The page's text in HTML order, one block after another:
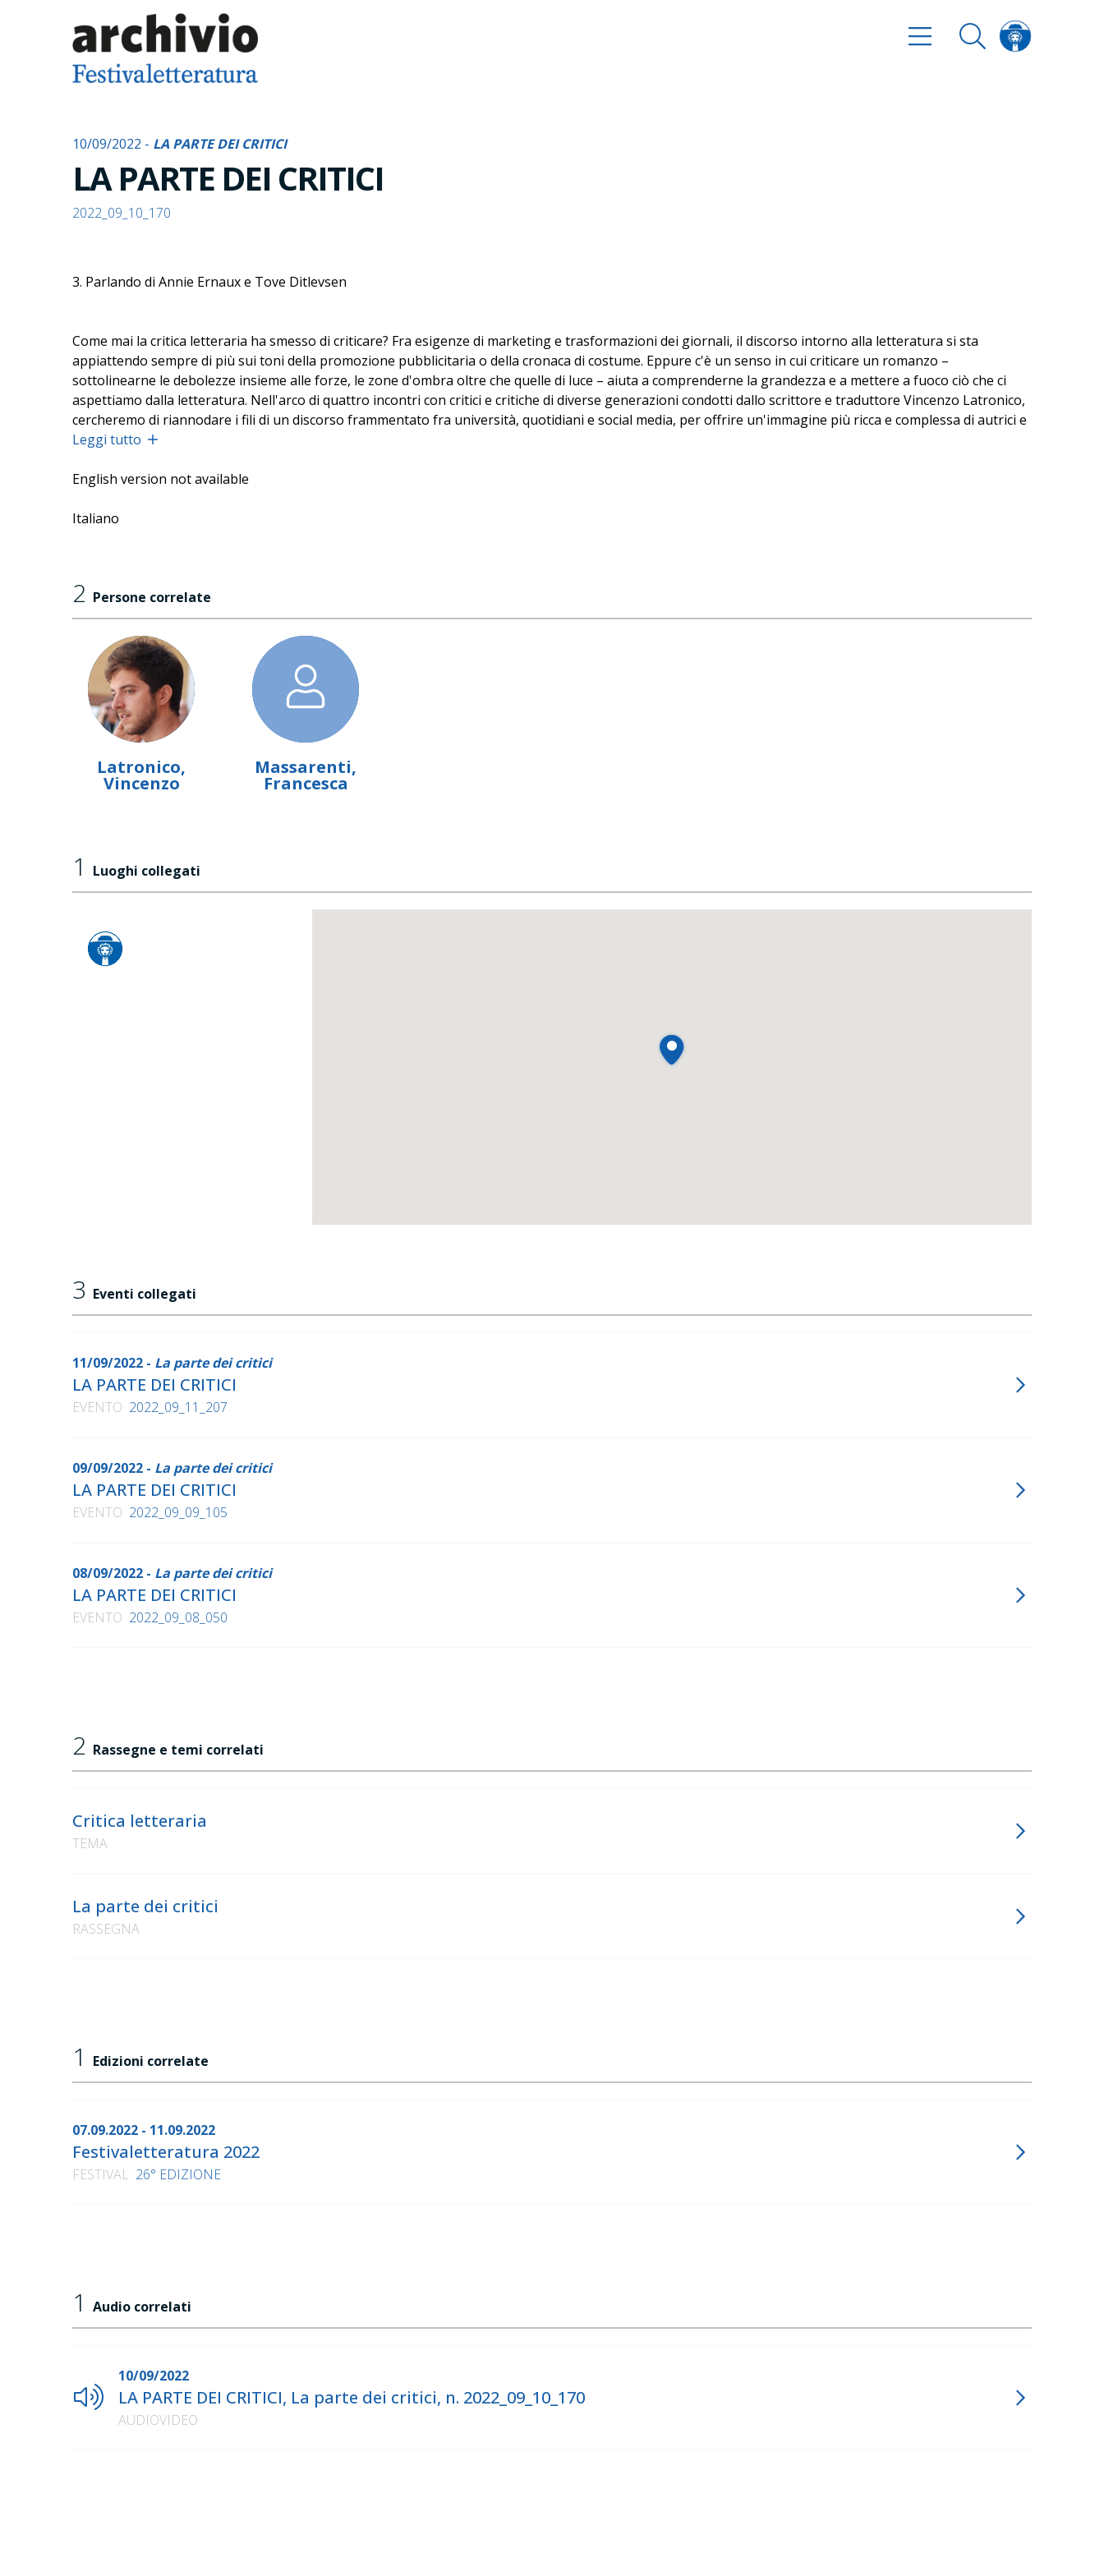
10/09/2022 - LA PARTE DEI CRITICI
LA PARTE DEI CRITICI
2022_09_10_170
3. Parlando di Annie Ernaux e Tove Ditlevsen
Come mai la critica letteraria ha smesso di criticare? Fra esigenze di marketing e trasformazioni dei giornali, il discorso intorno alla letteratura si sta
appiattendo sempre di più sui toni della promozione pubblicitaria o della cronaca di costume. Eppure c'è un senso in cui criticare un romanzo –
sottolinearne le debolezze insieme alle forze, le zone d'ombra oltre che quelle di luce – aiuta a comprenderne la grandezza e a mettere a fuoco ciò che ci
aspettiamo dalla letteratura. Nell'arco di quattro incontri con critici e critiche di diverse generazioni condotti dallo scrittore e traduttore Vincenzo Latronico,
cercheremo di riannodare i fili di un discorso frammentato fra università, quotidiani e social media, per offrire un'immagine più ricca e complessa di autrici e
autori giustamente celebrati, cercando di mostrare che parlare (anche) male di un grande romanzo è in fondo un modo di parlarne bene. Insieme a
Leggi tutto
English version not available
Italiano
2 Persone correlate
Latronico,
Vincenzo
Massarenti,
Francesca
1 Luoghi collegati
3 Eventi collegati
11/09/2022 - La parte dei critici
LA PARTE DEI CRITICI
EVENTO 2022_09_11_207
09/09/2022 - La parte dei critici
LA PARTE DEI CRITICI
EVENTO 2022_09_09_105
08/09/2022 - La parte dei critici
LA PARTE DEI CRITICI
EVENTO 2022_09_08_050
2 Rassegne e temi correlati
Critica letteraria
TEMA
La parte dei critici
RASSEGNA
1 Edizioni correlate
07.09.2022 - 11.09.2022
Festivaletteratura 2022
FESTIVAL 26° EDIZIONE
1 Audio correlati
10/09/2022
LA PARTE DEI CRITICI, La parte dei critici, n. 2022_09_10_170
AUDIOVIDEO